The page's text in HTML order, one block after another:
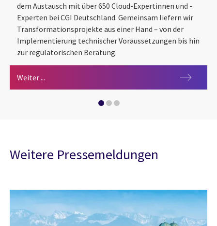
dem Austausch mit über 650 Cloud-Expertinnen und -
Experten bei CGI Deutschland. Gemeinsam liefern wir
Transformationsprojekte aus einer Hand – von der
Implementierung technischer Voraussetzungen bis hin
zur regulatorischen Beratung.
Weiter ...
Schreibe den Code für deine Erfolgsgeschichte
Karriere bei CGI
Weitere Pressemeldungen